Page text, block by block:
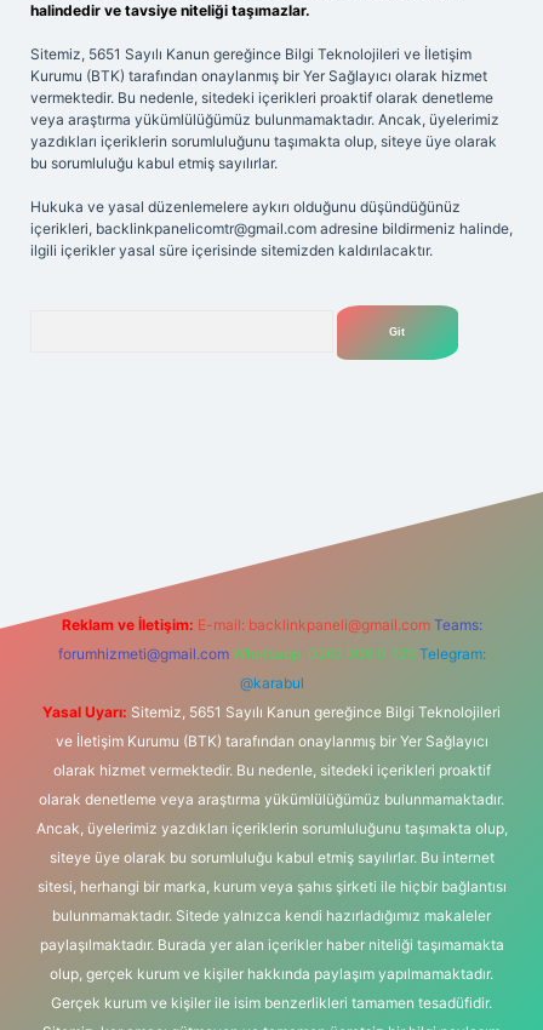
halindedir ve tavsiye niteliği taşımazlar.
Sitemiz, 5651 Sayılı Kanun gereğince Bilgi Teknolojileri ve İletişim
Kurumu (BTK) tarafından onaylanmış bir Yer Sağlayıcı olarak hizmet
vermektedir. Bu nedenle, sitedeki içerikleri proaktif olarak denetleme
veya araştırma yükümlülüğümüz bulunmamaktadır. Ancak, üyelerimiz
yazdıkları içeriklerin sorumluluğunu taşımakta olup, siteye üye olarak
bu sorumluluğu kabul etmiş sayılırlar.
Hukuka ve yasal düzenlemelere aykırı olduğunu düşündüğünüz
içerikleri, backlinkpanelicomtr@gmail.com adresine bildirmeniz halinde,
ilgili içerikler yasal süre içerisinde sitemizden kaldırılacaktır.
Reklam ve İletişim: E-mail: backlinkpaneli@gmail.com Teams:
forumhizmeti@gmail.com Whatsapp: 0262 606 0 726 Telegram:
@karabul
Yasal Uyarı: Sitemiz, 5651 Sayılı Kanun gereğince Bilgi Teknolojileri
ve İletişim Kurumu (BTK) tarafından onaylanmış bir Yer Sağlayıcı
olarak hizmet vermektedir. Bu nedenle, sitedeki içerikleri proaktif
olarak denetleme veya araştırma yükümlülüğümüz bulunmamaktadır.
Ancak, üyelerimiz yazdıkları içeriklerin sorumluluğunu taşımakta olup,
siteye üye olarak bu sorumluluğu kabul etmiş sayılırlar. Bu internet
sitesi, herhangi bir marka, kurum veya şahıs şirketi ile hiçbir bağlantısı
bulunmamaktadır. Sitede yalnızca kendi hazırladığımız makaleler
paylaşılmaktadır. Burada yer alan içerikler haber niteliği taşımamakta
olup, gerçek kurum ve kişiler hakkında paylaşım yapılmamaktadır.
Gerçek kurum ve kişiler ile isim benzerlikleri tamamen tesadüfidir.